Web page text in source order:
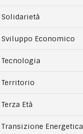
Solidarietà
Sviluppo Economico
Tecnologia
Territorio
Terza Età
Transizione Energetica